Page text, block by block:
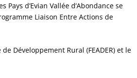
d’Evian Vallée d’Abondance se
Liaison Entre Actions de
Développement Rural (FEADER) et le